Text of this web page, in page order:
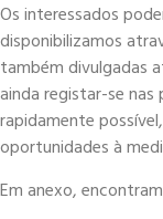
Os interessados
disponibilizamos
também divulgadas
ainda registar-se
rapidamente
oportunidades à
Em anexo,